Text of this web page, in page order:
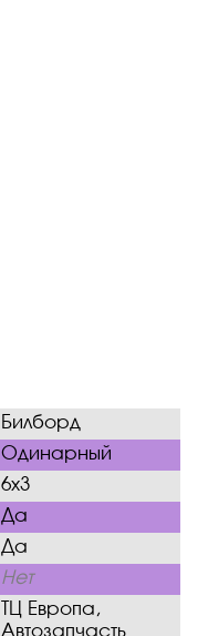
Билборд
Одинарный
6х3
Да
Да
Нет
ТЦ Европа,
Автозапчасть